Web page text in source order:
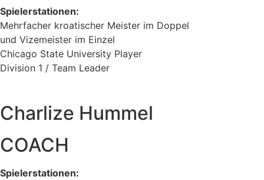
Spielerstationen:
Mehrfacher kroatischer Meister im Doppel
und Vizemeister im Einzel
Chicago State University Player
Division 1 / Team Leader
Charlize Hummel
COACH
Spielerstationen: